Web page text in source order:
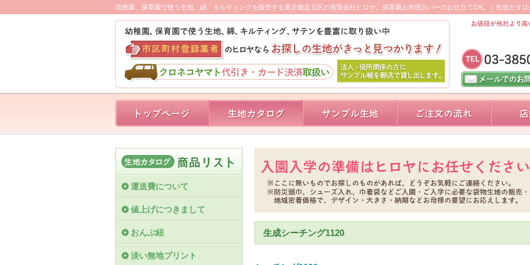
幼稚園、保育園で使う生地、綿、キルティングを販売する東京都足立区の有限会社ヒロヤ。保育園お布団カバーのお仕立てOK。｜生地カタロ
生成シーチング1120
運送費について
値上げにつきまして
おんぶ紐
淡い無地プリント